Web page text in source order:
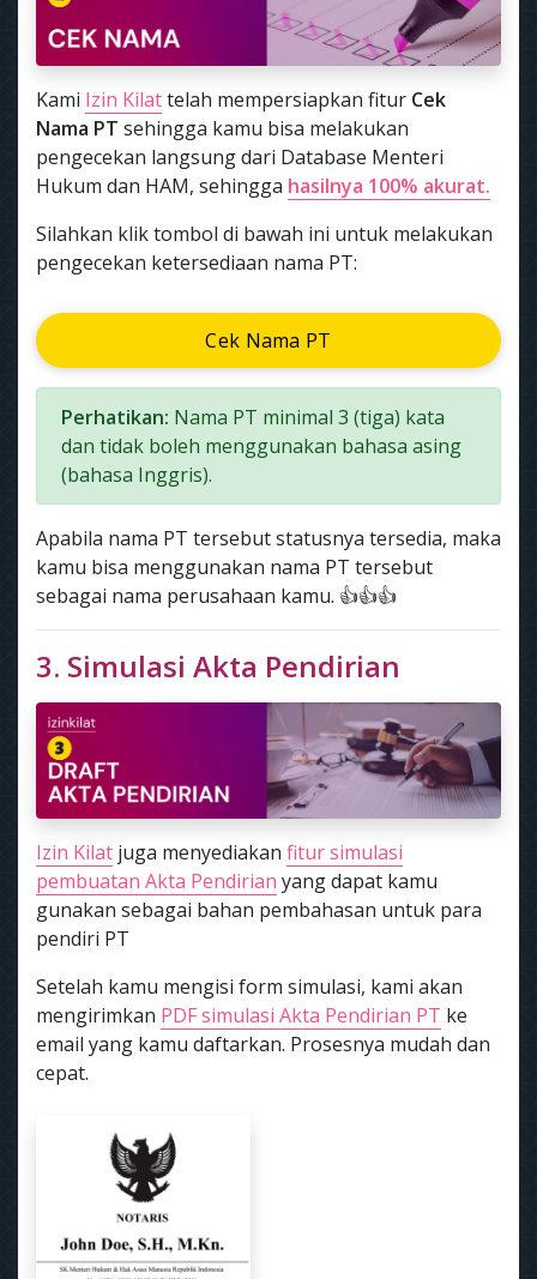
Kami Izin Kilattelah mempersiapkan fitur Cek
Nama PT sehingga kamu bisa melakukan
pengecekan langsung dari Database Menteri
Hukum dan HAM, sehingga hasilnya 100% akurat.
Silahkan klik tombol di bawah ini untuk melakukan
pengecekan ketersediaan nama PT:
Cek Nama PT
Perhatikan: Nama PT minimal 3 (tiga) kata
dan tidak boleh menggunakan bahasa asing
(bahasa Inggris).
Apabila nama PT tersebut statusnya tersedia, maka
kamu bisa menggunakan nama PT tersebut
sebagai nama perusahaan kamu. 👍👍👍
3. Simulasi Akta Pendirian
Izin Kilat juga menyediakan fitur simulasi
pembuatan Akta Pendirian yang dapat kamu
gunakan sebagai bahan pembahasan untuk para
pendiri PT
Setelah kamu mengisi form simulasi, kami akan
mengirimkan PDF simulasi Akta Pendirian PT ke
email yang kamu daftarkan. Prosesnya mudah dan
cepat.